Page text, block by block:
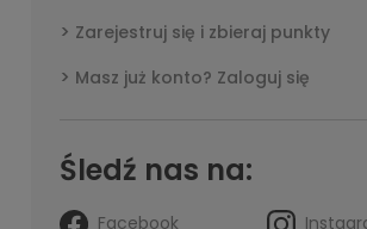
Zarejestruj się i zbieraj punkty
Masz już konto? Zaloguj się
Śledź nas na:
Facebook